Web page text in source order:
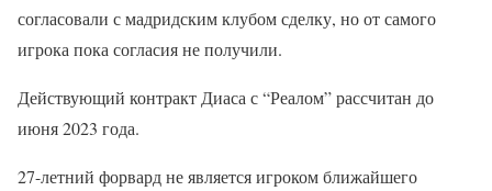
согласовали с мадридским клубом сделку, но от самого
игрока пока согласия не получили.
Действующий контракт Диаса с “Реалом” рассчитан до
июня 2023 года.
27-летний форвард не является игроком ближайшего